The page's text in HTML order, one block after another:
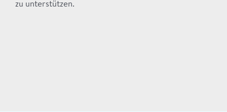
zu unterstützen.